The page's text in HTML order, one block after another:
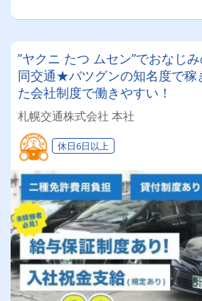
”ヤクニ たつ ムセン”でおなじ
同交通★バツグンの知名度で稼
た会社制度で働きやすい！
札幌交通株式会社 本社
休日6日以上